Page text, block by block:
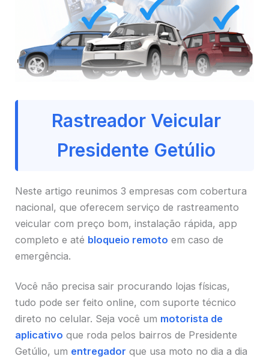
Rastreador Veicular
Presidente Getúlio
Neste artigo reunimos 3 empresas com cobertura
nacional, que oferecem serviço de rastreamento
veicular com preço bom, instalação rápida, app
completo e até bloqueio remoto em caso de
emergência.
Você não precisa sair procurando lojas físicas,
tudo pode ser feito online, com suporte técnico
direto no celular. Seja você um motorista de
aplicativo que roda pelos bairros de Presidente
Getúlio, um entregador que usa moto no dia a dia